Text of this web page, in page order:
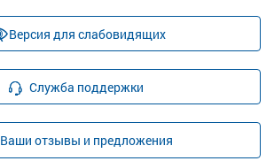
Версия для слабовидящих
Служба поддержки
Ваши отзывы и предложения